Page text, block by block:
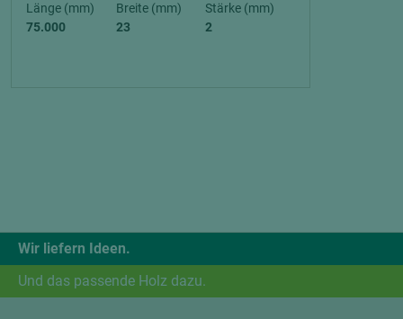
Länge (mm)
75.000
Breite (mm)
23
Stärke (mm)
2
Wir liefern Ideen.
Und das passende Holz dazu.